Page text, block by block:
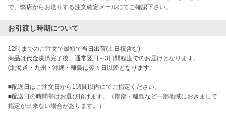
お引渡し時期について
12時までのご注文で最短で当日出荷(土日祝含む)
商品は代金決済完了後、通常翌日～3日間程度でのお届けとなります。
(北海道・九州・沖縄・離島は翌々日以降となります。
■配送日はご注文日から1週間以内にてご指定ください。
■配送日の時間帯はお選び頂けます。（郡部・離島など一部地域におきまして
指定が出来ない場合があります。）